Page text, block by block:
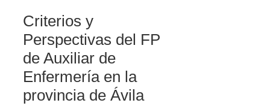
Criterios y
Perspectivas del FP
de Auxiliar de
Enfermería en la
provincia de Ávila